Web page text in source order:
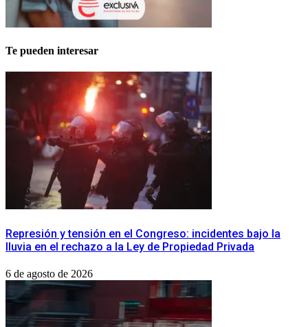
Te pueden interesar
Represión y tensión en el Congreso: incidentes bajo la
lluvia en el rechazo a la Ley de Propiedad Privada
6 de agosto de 2026